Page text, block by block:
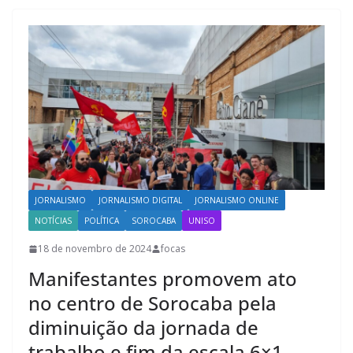
JORNALISMO JORNALISMO DIGITAL
JORNALISMO ONLINE
NOTÍCIAS
POLÍTICA SOROCABA UNISO
18 de novembro de 2024 focas
Manifestantes promovem ato
no centro de Sorocaba pela
diminuição da jornada de